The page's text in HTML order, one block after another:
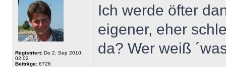
Registriert: Do 2. Sep 2010,
02:02
Beiträge: 6726
Ich werde öfter
eigener, eher
da? Wer weiß